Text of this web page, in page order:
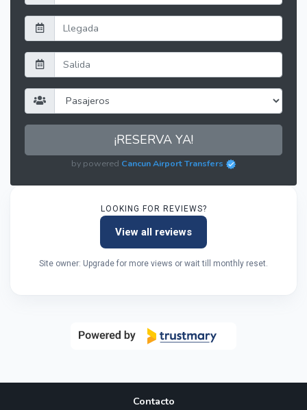
¡RESERVA YA!
by powered Cancun Airport Transfers
LOOKING FOR REVIEWS?
View all reviews
Site owner: Upgrade for more views or wait till monthly reset.
Contacto